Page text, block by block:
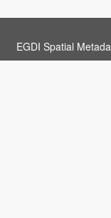
EGDI Spatial